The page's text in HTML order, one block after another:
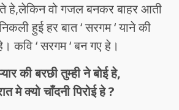
हे,लेकिन वो गजल बनकर बाहर आती
हुई हर बात ‘ सरगम ‘ याने की
कवि ‘ सरगम ‘ बन गए हे।
की बरछी तुम्ही ने बोई हे,
मे क्यो चाँदनी पिरोई हे ?